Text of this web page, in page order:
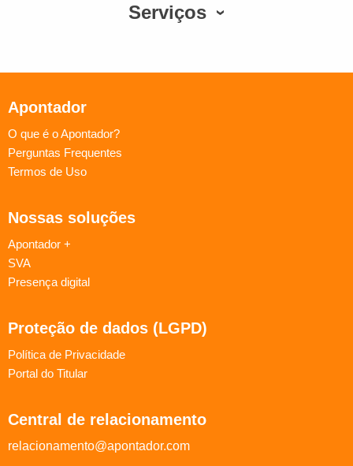
Serviços
Apontador
O que é o Apontador?
Perguntas Frequentes
Termos de Uso
Nossas soluções
Apontador +
SVA
Presença digital
Proteção de dados (LGPD)
Política de Privacidade
Portal do Titular
Central de relacionamento
relacionamento@apontador.com